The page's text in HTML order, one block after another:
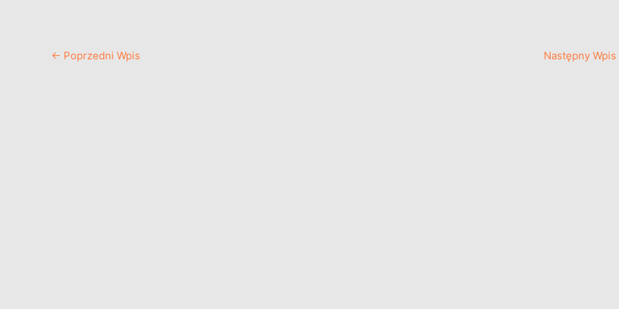
← Poprzedni Wpis Następny Wpis